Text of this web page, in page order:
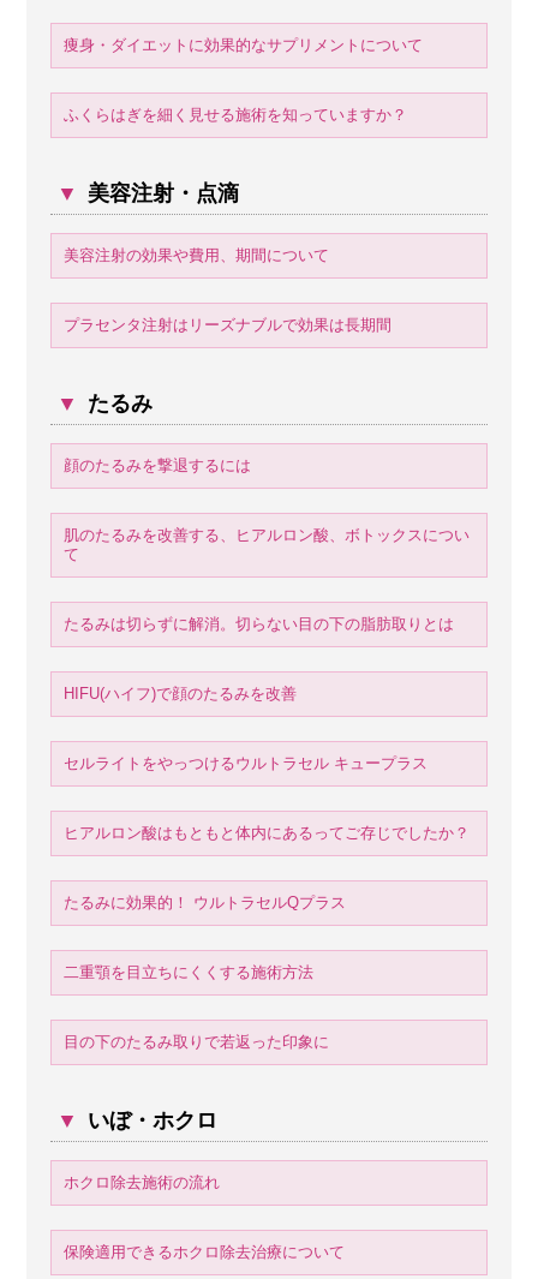
痩身・ダイエットに効果的なサプリメントについて
ふくらはぎを細く見せる施術を知っていますか？
▼ 美容注射・点滴
美容注射の効果や費用、期間について
プラセンタ注射はリーズナブルで効果は長期間
▼ たるみ
顔のたるみを撃退するには
肌のたるみを改善する、ヒアルロン酸、ボトックスについ
て
たるみは切らずに解消。切らない目の下の脂肪取りとは
HIFU(ハイフ)で顔のたるみを改善
セルライトをやっつけるウルトラセル キュープラス
ヒアルロン酸はもともと体内にあるってご存じでしたか？
たるみに効果的！ ウルトラセルQプラス
二重顎を目立ちにくくする施術方法
目の下のたるみ取りで若返った印象に
▼ いぼ・ホクロ
ホクロ除去施術の流れ
保険適用できるホクロ除去治療について